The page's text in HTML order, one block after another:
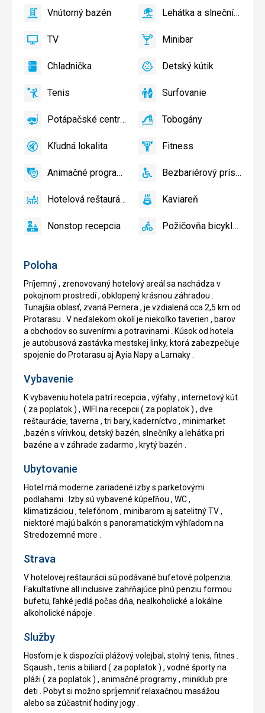
Poloha
Príjemný , zrenovovaný hotelový areál sa nachádza v
pokojnom prostredí , obklopený krásnou záhradou .
Tunajšia oblasť, zvaná Pernera , je vzdialená cca 2,5 km od
Protarasu . V neďalekom okolí je niekoľko taverien , barov
a obchodov so suvenírmi a potravinami . Kúsok od hotela
je autobusová zastávka mestskej linky, ktorá zabezpečuje
spojenie do Protarasu aj Ayia Napy a Larnaky .
Vybavenie
K vybaveniu hotela patrí recepcia , výťahy , internetový kút
( za poplatok ) , WIFI na recepcii ( za poplatok ) , dve
reštaurácie, taverna , tri bary, kaderníctvo , minimarket
,bazén s vírivkou, detský bazén, slnečníky a lehátka pri
bazéne a v záhrade zadarmo , krytý bazén .
Ubytovanie
Hotel má moderne zariadené izby s parketovými
podlahami . Izby sú vybavené kúpeľňou , WC ,
klimatizáciou , telefónom , minibarom aj satelitný TV ,
niektoré majú balkón s panoramatickým výhľadom na
Stredozemné more .
Strava
V hotelovej reštaurácii sú podávané bufetové polpenzia.
Fakultatívne all inclusive zahŕňajúce plnú penziu formou
bufetu, ľahké jedlá počas dňa, nealkoholické a lokálne
alkoholické nápoje .
Služby
Hosťom je k dispozícii plážový volejbal, stolný tenis, fitnes .
Sqaush , tenis a biliard ( za poplatok ) , vodné športy na
pláži ( za poplatok ) , animačné programy , miniklub pre
deti . Pobyt si možno spríjemniť relaxačnou masážou
alebo sa zúčastniť hodiny jogy .
Vnútorný
Vnútorný bazén
áno
Lehátka
slnečníky
bazéne
Lehátka a slnečníky pri bazéne zadarmo
áno
TV TV
áno
Minibar,Minibar
áno
Chladnička
Chladnička
áno
Detský
Detské
Detský
Detský kútik
áno
Tenis,Tenis
áno Surfovanie
Surfovanie
áno
Potápačské
Potápačské centrum
áno Tobogány
Tobogány
áno
KľudnáKľudná lokalita
áno FitnessFitness
áno
Animačné
Animačné programy
áno
Bezbariérový
Bezbariérový prístup
áno
Hotelová
Hotelová reštaurácia
áno KaviareňKaviareň
áno
NonstopNonstop recepcia
áno
Požičovňa
Požičovňa bicyklov
áno